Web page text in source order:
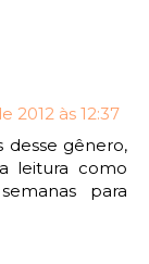
2012 às 12:37
gênero,
leitura como
para